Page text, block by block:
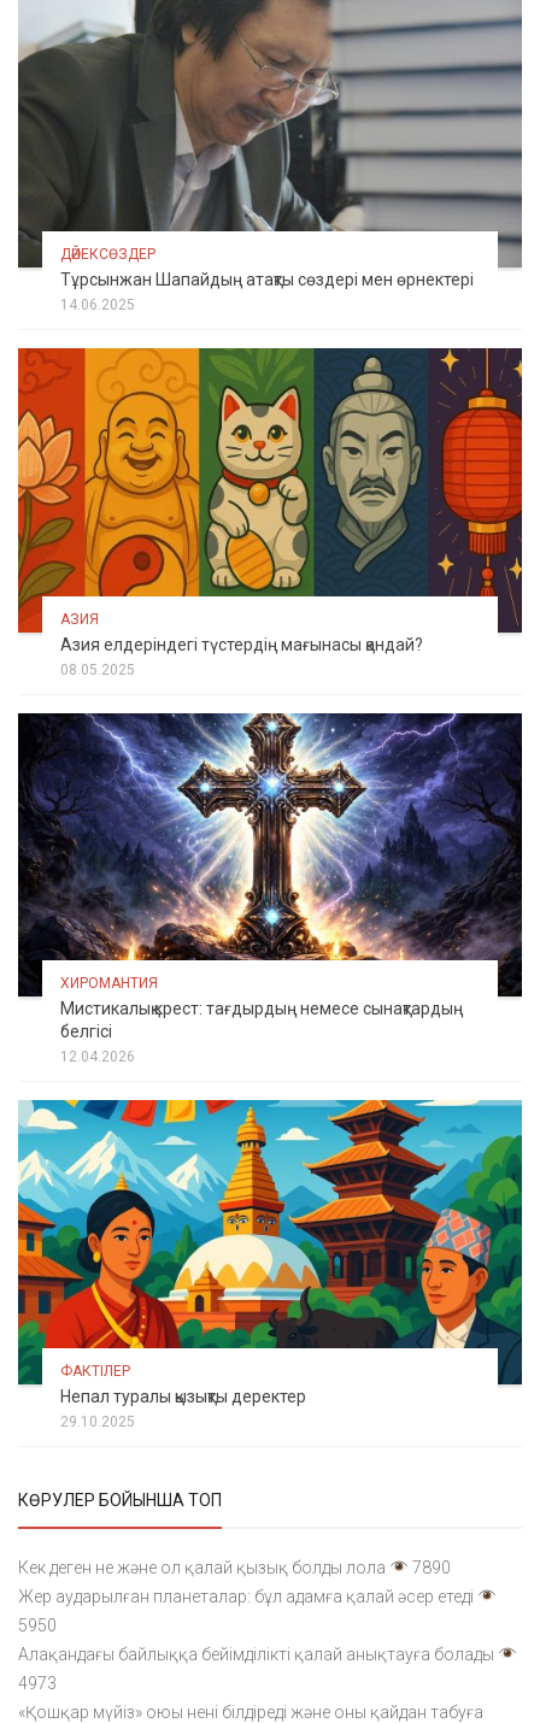
ДӘЙЕКСӨЗДЕР
Тұрсынжан Шапайдың атақты сөздері мен өрнектері
14.06.2025
АЗИЯ
Азия елдеріндегі түстердің мағынасы қандай?
08.05.2025
ХИРОМАНТИЯ
Мистикалық крест: тағдырдың немесе сынақтардың
белгісі
12.04.2026
ФАКТІЛЕР
Непал туралы қызықты деректер
29.10.2025
КӨРУЛЕР БОЙЫНША ТОП
Кек деген не және ол қалай қызық болды лола
7890
Жер аударылған планеталар: бұл адамға қалай әсер етеді
5950
Алақандағы байлыққа бейімділікті қалай анықтауға болады
4973
«Қошқар мүйіз» оюы нені білдіреді және оны қайдан табуға